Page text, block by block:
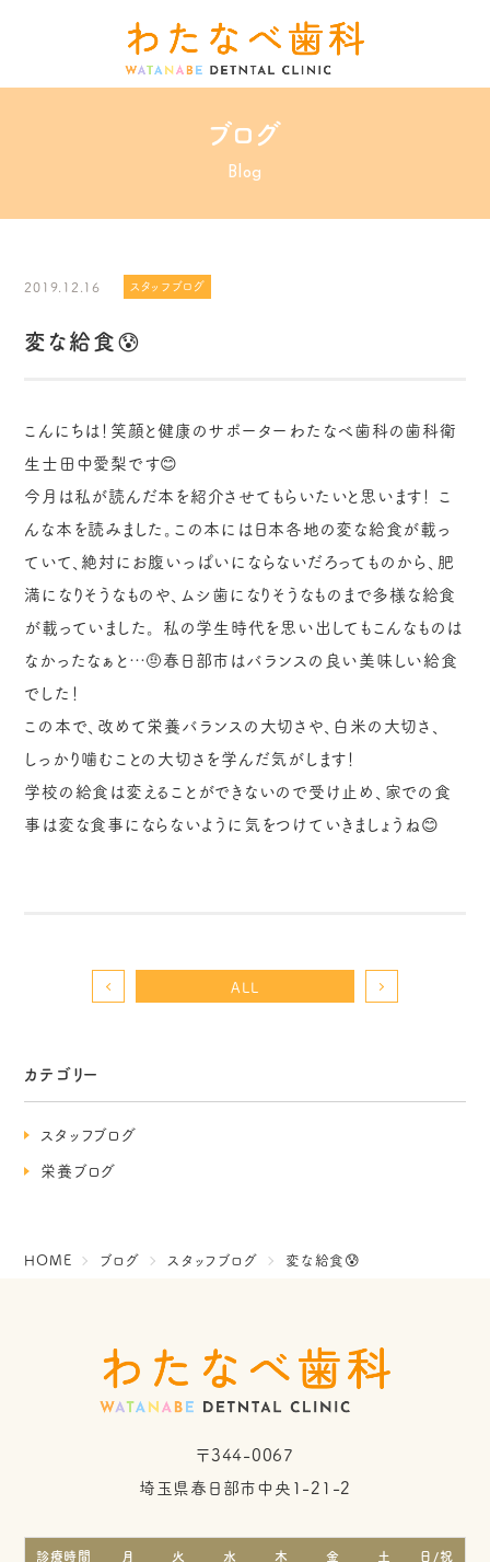
ブログ
Blog
カテゴリー
スタッフブログ
栄養ブログ
2019.12.16 スタッフブログ
変な給食😰
こんにちは！笑顔と健康のサポーターわたなべ歯科の歯科衛
生士田中愛梨です😊
今月は私が読んだ本を紹介させてもらいたいと思います！ こ
んな本を読みました。この本には日本各地の変な給食が載っ
ていて、絶対にお腹いっぱいにならないだろってものから、肥
満になりそうなものや、ムシ歯になりそうなものまで多様な給食
が載っていました。 私の学生時代を思い出してもこんなものは
なかったなぁと…🤨春日部市はバランスの良い美味しい給食
でした！
この本で、改めて栄養バランスの大切さや、白米の大切さ、
しっかり噛むことの大切さを学んだ気がします！
学校の給食は変えることができないので受け止め、家での食
事は変な食事にならないように気をつけていきましょうね😊
ALL
HOME ブログ スタッフブログ 変な給食😰
〒344-0067
埼玉県春日部市中央1-21-2
診療時間 月 火 水 木 金 土 日/祝